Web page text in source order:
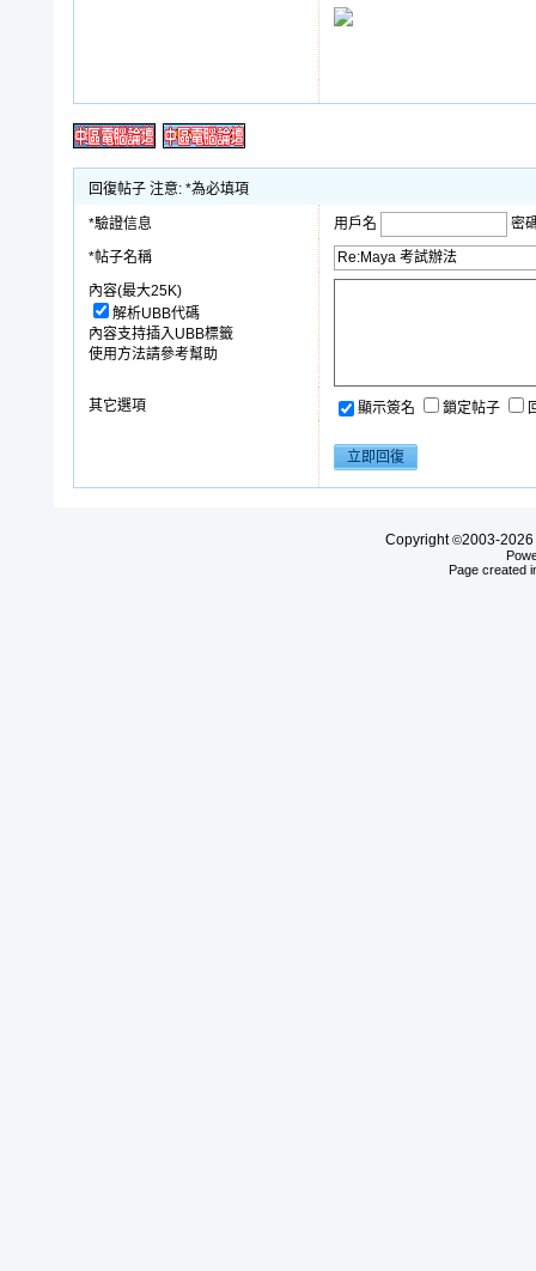
回復帖子 注意: *為必填項
*驗證信息 用戶名
密
*帖子名稱
內容(最大25K)
解析UBB代碼
內容支持插入UBB標籤
使用方法請參考幫助
其它選項 顯示簽名 鎖定帖子
Copyright©2003-2026
Page created